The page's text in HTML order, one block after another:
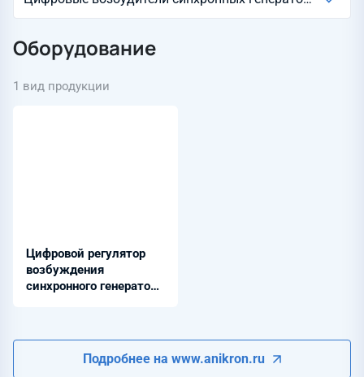
Оборудование
1 вид продукции
Цифровой регулятор
возбуждения
синхронного генератора
Подробнее на www.anikron.ru